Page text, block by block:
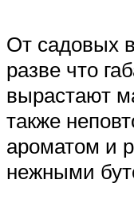
От садовых
разве что
вырастают
также
ароматом и
нежными